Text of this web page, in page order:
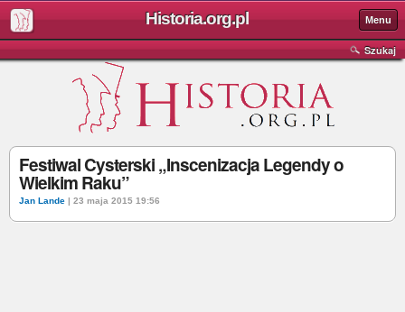
Historia.org.pl Menu
Szukaj
Festiwal Cysterski „Inscenizacja Legendy o
Wielkim Raku”
Jan Lande | 23 maja 2015 19:56